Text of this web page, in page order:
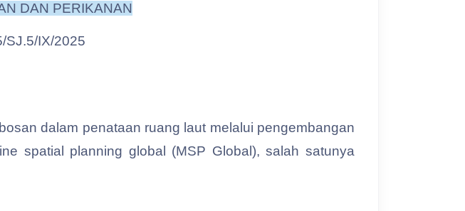
DAN PERIKANAN
SJ.5/IX/2025
dalam penataan ruang laut melalui pengembangan
spatial planning global (MSP Global), salah satunya